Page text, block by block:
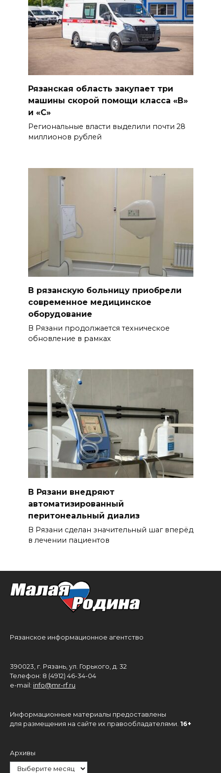
Рязанская область закупает три
машины скорой помощи класса «В»
и «С»
Региональные власти выделили почти 28
миллионов рублей
В рязанскую больницу приобрели
современное медицинское
оборудование
В Рязани продолжается техническое
обновление в рамках
В Рязани внедряют
автоматизированный
перитонеальный диализ
В Рязани сделан значительный шаг вперёд
в лечении пациентов
Рязанское информационное агентство
390023, г. Рязань, ул. Горького, д. 32
Телефон: 8 (4912) 46-34-04
e-mail: info@mr-rf.ru
Информационные материалы предоставлены
для размещения на сайте их правообладателями. 16+
Архивы